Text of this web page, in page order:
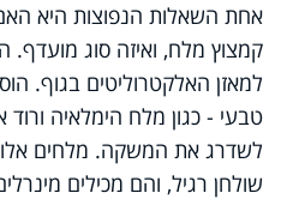
אחת השאלות הנפוצות היא
קמצוץ מלח, ואיזה סוג
למאזן האלקטרוליטים בגוף.
טבעי - כגון מלח הימלאיה
לשדרג את המשקה. מלחים אלו
שולחן רגיל, והם מכילים